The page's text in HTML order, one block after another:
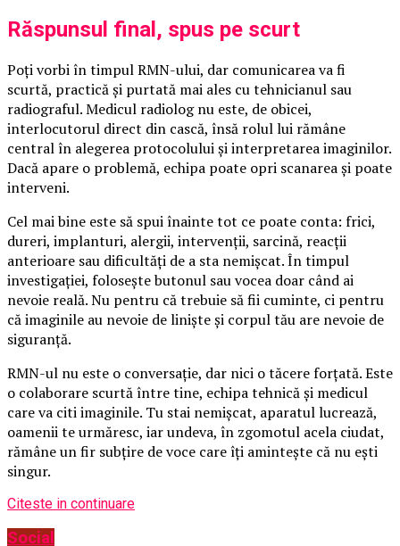
Răspunsul final, spus pe scurt
Poți vorbi în timpul RMN-ului, dar comunicarea va fi
scurtă, practică și purtată mai ales cu tehnicianul sau
radiograful. Medicul radiolog nu este, de obicei,
interlocutorul direct din cască, însă rolul lui rămâne
central în alegerea protocolului și interpretarea imaginilor.
Dacă apare o problemă, echipa poate opri scanarea și poate
interveni.
Cel mai bine este să spui înainte tot ce poate conta: frici,
dureri, implanturi, alergii, intervenții, sarcină, reacții
anterioare sau dificultăți de a sta nemișcat. În timpul
investigației, folosește butonul sau vocea doar când ai
nevoie reală. Nu pentru că trebuie să fii cuminte, ci pentru
că imaginile au nevoie de liniște și corpul tău are nevoie de
siguranță.
RMN-ul nu este o conversație, dar nici o tăcere forțată. Este
o colaborare scurtă între tine, echipa tehnică și medicul
care va citi imaginile. Tu stai nemișcat, aparatul lucrează,
oamenii te urmăresc, iar undeva, în zgomotul acela ciudat,
rămâne un fir subțire de voce care îți amintește că nu ești
singur.
Citeste in continuare
Social